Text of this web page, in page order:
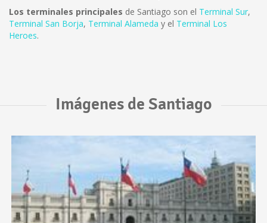
Los terminales principales de Santiago son el Terminal Sur,
Terminal San Borja, Terminal Alameda y el Terminal Los
Heroes.
Imágenes de Santiago